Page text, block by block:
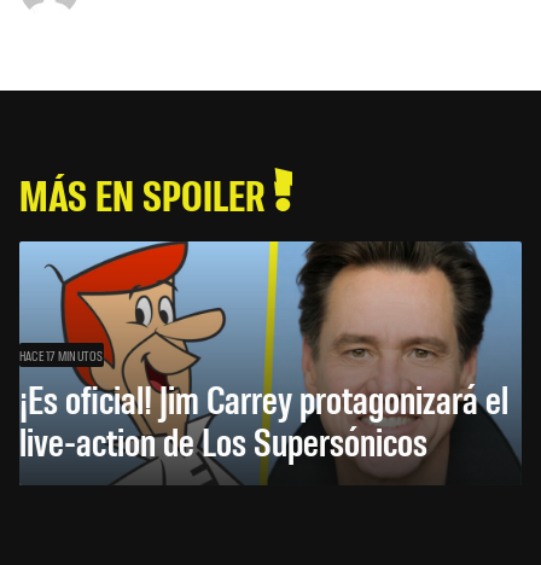
MÁS EN SPOILER
HACE 17 MINUTOS
¡Es oficial! Jim Carrey protagonizará el
live-action de Los Supersónicos